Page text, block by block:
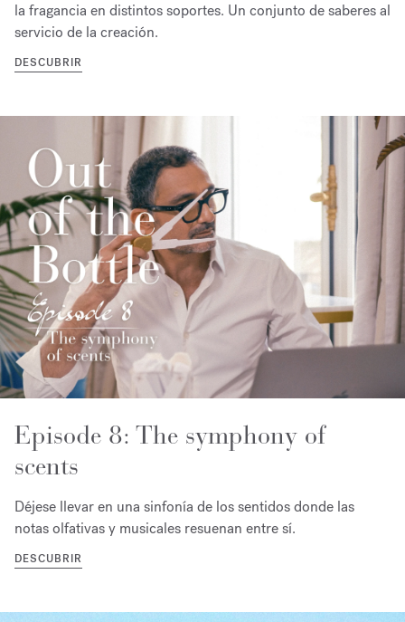
la fragancia en distintos soportes. Un conjunto de saberes al
servicio de la creación.
DESCUBRIR
Episode 8: The symphony of
scents
Déjese llevar en una sinfonía de los sentidos donde las
notas olfativas y musicales resuenan entre sí.
DESCUBRIR